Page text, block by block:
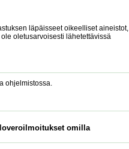
läpäisseet oikeelliset aineistot,
oletusarvoisesti lähetettävissä
ohjelmistossa.
omilla